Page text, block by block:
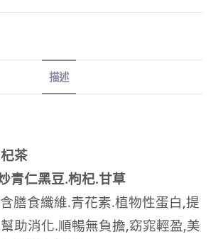
描述
茶
青仁黑豆.枸杞.甘草
膳食纖維.青花素.植物性蛋白,提
助消化.順暢無負擔,窈窕輕盈,美